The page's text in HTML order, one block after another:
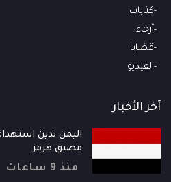
كتابات
أرجاء
قضايا
الفيديو
آخر الأخبار
اليمن تدين
مضيق هرمز
منذ 9 ساعات